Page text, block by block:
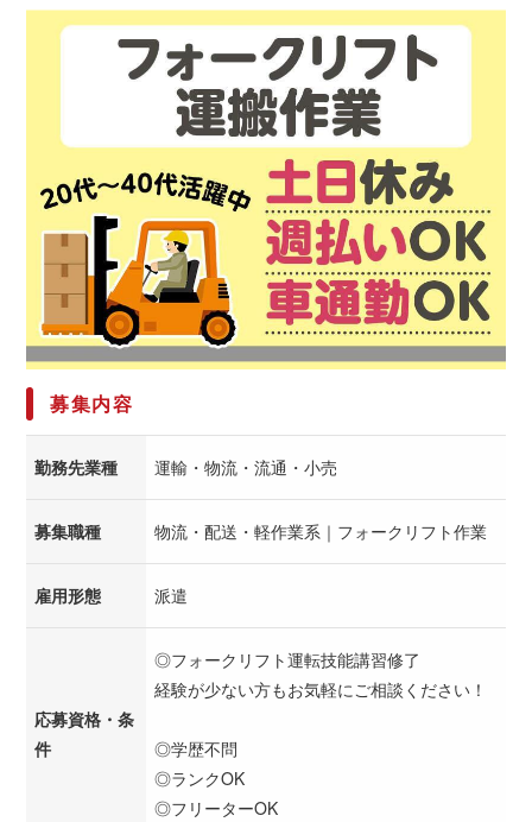
募集内容
勤務先業種 運輸・物流・流通・小売
募集職種 物流・配送・軽作業系｜フォークリフト作業
雇用形態 派遣
応募資格・条
件
◎フォークリフト運転技能講習修了
経験が少ない方もお気軽にご相談ください！
◎学歴不問
◎ランクOK
◎フリーターOK